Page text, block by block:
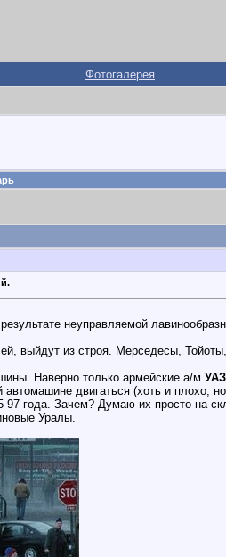
Фотогалерея
неуправляемой
выйдут из строя. Мерседесы,
Наверно только армейские а/м
двигаться (хоть и плохо,
года. Зачем? Думаю их просто на
Уралы.